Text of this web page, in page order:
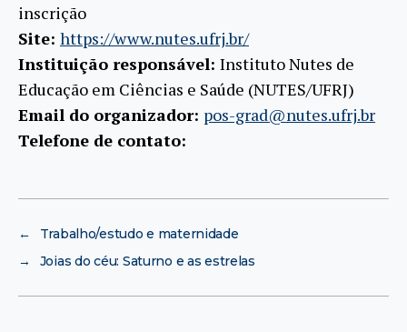
inscrição
Site: https://www.nutes.ufrj.br/
Instituição responsável: Instituto Nutes de
Educação em Ciências e Saúde (NUTES/UFRJ)
Email do organizador: pos-grad@nutes.ufrj.br
Telefone de contato:
←
Trabalho/estudo e maternidade
→
Joias do céu: Saturno e as estrelas